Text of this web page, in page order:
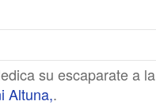
su escaparate a la
Altuna,.